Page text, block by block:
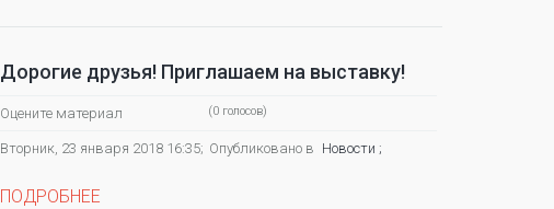
Дорогие друзья! Приглашаем на выставку!
Оцените материал (0 голосов)
Вторник, 23 января 2018 16:35; Опубликовано в Новости ;
ПОДРОБНЕЕ